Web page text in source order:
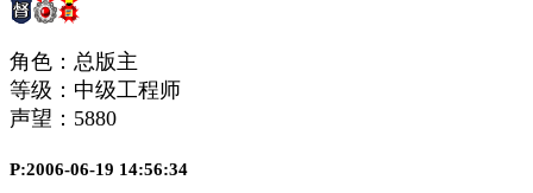
角色：总版主
等级：中级工程师
声望： 5880
P:2006-06-19 14:56:34